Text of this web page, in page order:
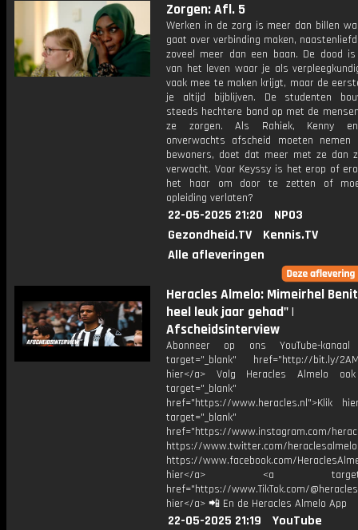
Zorgen: Afl. 5
Werken in de zorg is meer dan billen
gaat over verbinding maken,
zoveel meer dan een baan. De dood
van het leven waar je als
vaak mee te maken krijgt, maar de
je altijd bijblijven. De studenten
steeds hechtere band op met de
ze zorgen. Als Rahiek, Kenny
onverwachts afscheid moeten nemen
bewoners, doet dat meer met ze dan
verwacht. Voor Keyssy is het erop of
het haar om door te zetten of
opleiding verlaten?
22-05-2025 21:20
NPO3
Gezondheid.TV
Kennis.TV
Alle afleveringen
Heracles Almelo: Mimeirhel
heel leuk jaar gehad" |
Afscheidsinterview
Abonneer op ons YouTube-
target="_blank" href="http://bit.ly/
hier</a> Volg Heracles Almelo
target="_blank"
href="https://www.heracles.nl">Klik
target="_blank"
href="https://www.instagram.com/
https://www.twitter.com/heraclesalmelo
https://www.facebook.com/
hier</a> <a
href="https://www.TikTok.com/
hier</a> 📲 En de Heracles Almelo App
22-05-2025 21:19
YouTube